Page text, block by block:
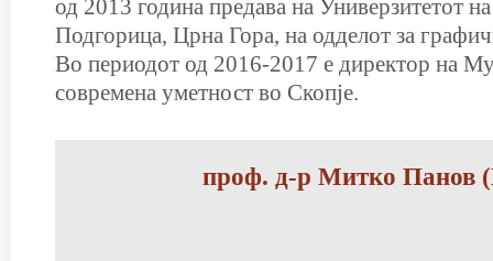
од 2013 година предава на Универзитетот
Подгорица, Црна Гора, на одделот за
Во периодот од 2016-2017 е директор на
современа уметност во Скопје.
проф. д-р Митко Панов